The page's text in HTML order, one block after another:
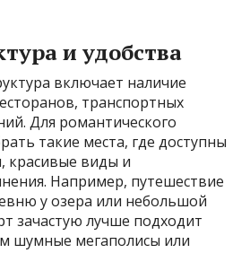
и удобства
включает наличие
транспортных
Для романтического
такие места, где доступны
красивые виды и
Например, путешествие
у озера или небольшой
зачастую лучше подходит
шумные мегаполисы или